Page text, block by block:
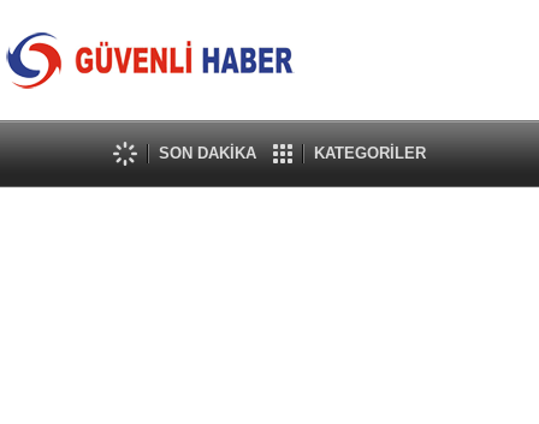
SON DAKİKA KATEGORİLER